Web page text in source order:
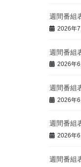
週間番組
2026年7
週間番組
2026年6
週間番組
2026年
週間番組
2026年6
週間番組